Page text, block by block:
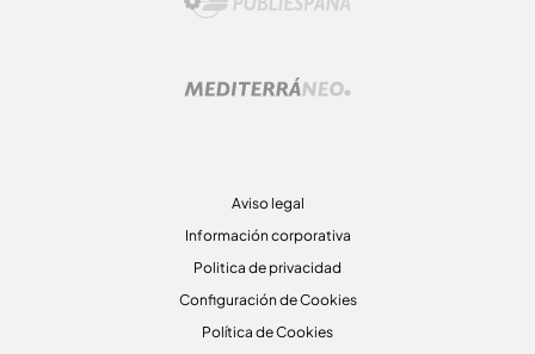
Aviso legal
Información corporativa
Politica de privacidad
Configuración de Cookies
Política de Cookies